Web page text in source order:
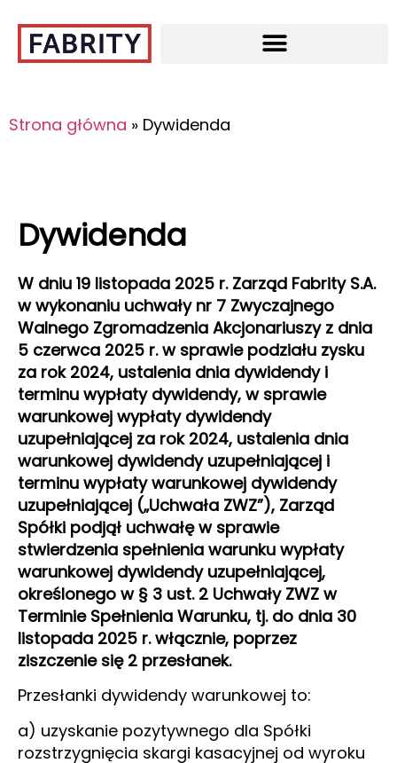
Strona główna » Dywidenda
Dywidenda
W dniu 19 listopada 2025 r. Zarząd Fabrity S.A.
w wykonaniu uchwały nr 7 Zwyczajnego
Walnego Zgromadzenia Akcjonariuszy z dnia
5 czerwca 2025 r. w sprawie podziału zysku
za rok 2024, ustalenia dnia dywidendy i
terminu wypłaty dywidendy, w sprawie
warunkowej wypłaty dywidendy
uzupełniającej za rok 2024, ustalenia dnia
warunkowej dywidendy uzupełniającej i
terminu wypłaty warunkowej dywidendy
uzupełniającej („Uchwała ZWZ”), Zarząd
Spółki podjął uchwałę w sprawie
stwierdzenia spełnienia warunku wypłaty
warunkowej dywidendy uzupełniającej,
określonego w § 3 ust. 2 Uchwały ZWZ w
Terminie Spełnienia Warunku, tj. do dnia 30
listopada 2025 r. włącznie, poprzez
ziszczenie się 2 przesłanek.
Przesłanki dywidendy warunkowej to:
a) uzyskanie pozytywnego dla Spółki
rozstrzygnięcia skargi kasacyjnej od wyroku